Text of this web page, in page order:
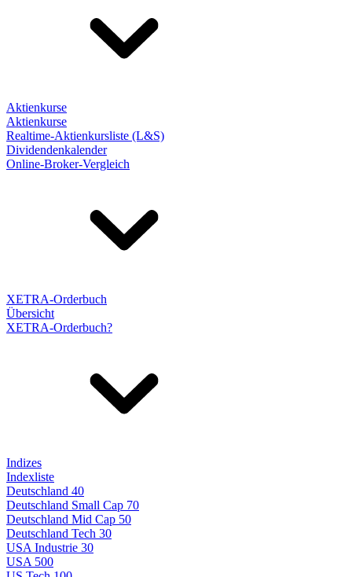
Aktienkurse
Aktienkurse
Realtime-Aktienkursliste (L&S)
Dividendenkalender
Online-Broker-Vergleich
XETRA-Orderbuch
Übersicht
XETRA-Orderbuch?
Indizes
Indexliste
Deutschland 40
Deutschland Small Cap 70
Deutschland Mid Cap 50
Deutschland Tech 30
USA Industrie 30
USA 500